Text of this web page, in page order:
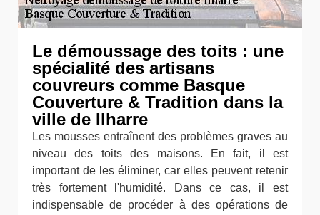
Le démoussage des toits : une
spécialité des artisans
couvreurs comme Basque
Couverture & Tradition dans la
ville de Ilharre
Les mousses entraînent des problèmes graves au
niveau des toits des maisons. En fait, il est
important de les éliminer, car elles peuvent retenir
très fortement l'humidité. Dans ce cas, il est
indispensable de procéder à des opérations de